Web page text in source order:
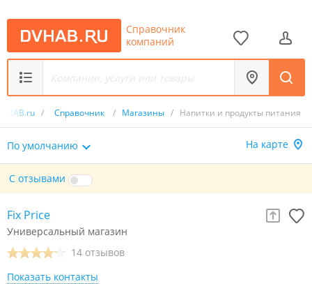
Справочник
компаний
/ Справочник / Магазины / Напитки и продукты питания
По умолчанию На карте
С отзывами
Fix Рrice
Универсальный магазин
14 отзывов
Показать контакты